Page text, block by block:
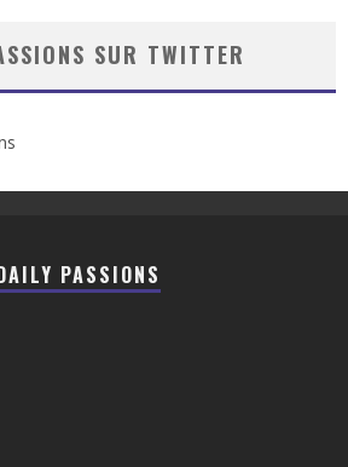
SUR TWITTER
PASSIONS